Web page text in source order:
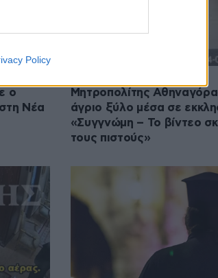
Policy
ο
Νέα
Μητροπολίτης
άγριο ξύλο μέσα σε
«Συγγνώμη – Το βίντεο
τους πιστούς»